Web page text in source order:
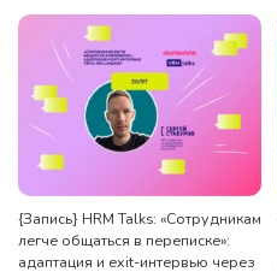
{Запись} HRM Talks: «Сотрудникам
легче общаться в переписке»:
адаптация и exit-интервью через